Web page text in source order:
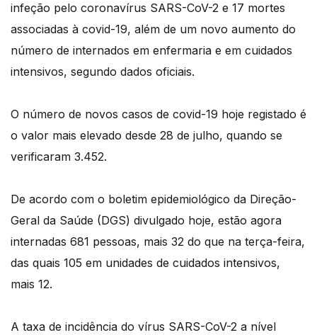
infeção pelo coronavírus SARS-CoV-2 e 17 mortes
associadas à covid-19, além de um novo aumento do
número de internados em enfermaria e em cuidados
intensivos, segundo dados oficiais.
O número de novos casos de covid-19 hoje registado é
o valor mais elevado desde 28 de julho, quando se
verificaram 3.452.
De acordo com o boletim epidemiológico da Direção-
Geral da Saúde (DGS) divulgado hoje, estão agora
internadas 681 pessoas, mais 32 do que na terça-feira,
das quais 105 em unidades de cuidados intensivos,
mais 12.
A taxa de incidência do vírus SARS-CoV-2 a nível